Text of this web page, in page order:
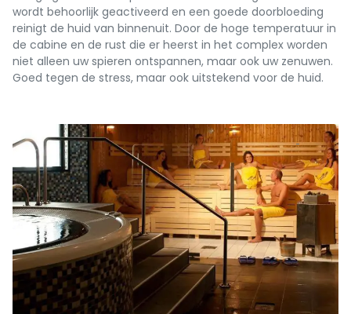
wordt behoorlijk geactiveerd en een goede doorbloeding
reinigt de huid van binnenuit. Door de hoge temperatuur in
de cabine en de rust die er heerst in het complex worden
niet alleen uw spieren ontspannen, maar ook uw zenuwen.
Goed tegen de stress, maar ook uitstekend voor de huid.